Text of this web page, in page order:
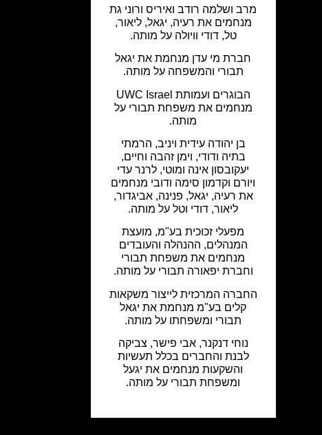
מרב ושלמה רודב ואיריס ורוני גת
מנחמים את רעיה, יגאל, ליאור,
טל, דודי וויולה על מותה.
חברת מי עדן מנחמת את יגאל
תבורי והמשפחה על מותה.
הבוגרים ועמותת UWC Israel
מנחמים את משפחת תבורי על
מותה.
בן יהודה עידית ויניב, הרמתי
בתיה ודודי, וימן זהבה וחיים,
יעקובסון אינה ומוטי, לרנר עדי
ויורם וקדמון סימה ודובי מנחמים
את רעיה, יגאל, פנינה, אביגדור,
ליאור, דודי וטל על מותה.
מפעלי זכוכית בע"מ, מועצת
המנהלים, ההנהלה והעובדים
מנחמים את משפחת תבורי
וחברת יפאורה תבורי על מותה.
החברה המרכזית לייצור משקאות
קלים בע"מ מנחמת את יגאל
תבורי ומשפחתו על מותה.
נוחי דנקנר, אבי פישר, צביקה
לבנת והחברים בכלל תעשיות
והשקעות מנחמים את יגעל
ומשפחת תבורי על מותה.